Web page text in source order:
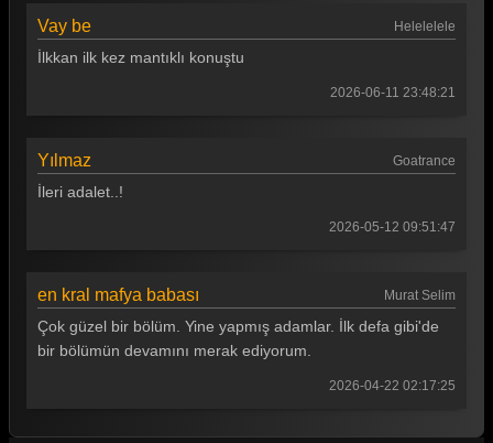
Vay be Helelelele
İlkkan ilk kez mantıklı konuştu
2026-06-11 23:48:21
Yılmaz Goatrance
İleri adalet..!
2026-05-12 09:51:47
en kral mafya babası Murat Selim
Çok güzel bir bölüm. Yine yapmış adamlar. İlk defa gibi'de
bir bölümün devamını merak ediyorum.
2026-04-22 02:17:25